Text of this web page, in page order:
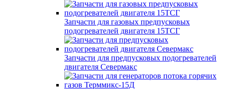
Запчасти для газовых предпусковых
подогревателей двигателя 15ТСГ
Запчасти для предпусковых подогревателей
двигателя Севермакс